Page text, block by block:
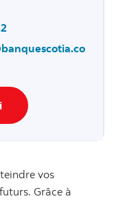
vos
Grâce à